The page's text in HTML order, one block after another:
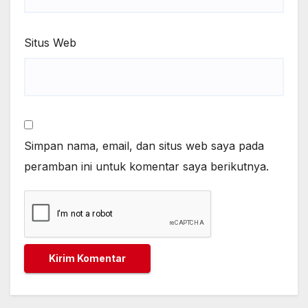
Situs Web
Simpan nama, email, dan situs web saya pada
peramban ini untuk komentar saya berikutnya.